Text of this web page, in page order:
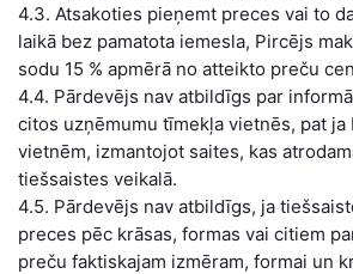
4.3. Atsakoties pieņemt preces vai to
laikā bez pamatota iemesla, Pircējs
sodu 15 % apmērā no atteikto preču
4.4. Pārdevējs nav atbildīgs par
citos uzņēmumu tīmekļa vietnēs, pat
vietnēm, izmantojot saites, kas
tiešsaistes veikalā.
4.5. Pārdevējs nav atbildīgs, ja
preces pēc krāsas, formas vai citiem
preču faktiskajam izmēram, formai un